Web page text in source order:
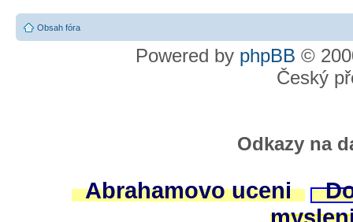
Obsah fóra
Powered by phpBB ©
Český
Odkazy na
Abrahamovo uceni